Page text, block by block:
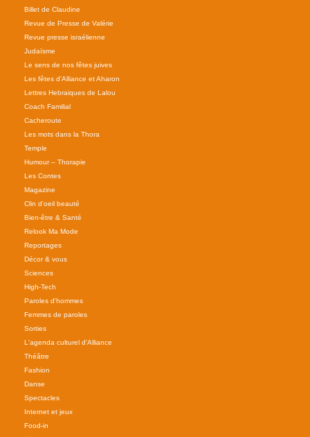
Billet de Claudine
Revue de Presse de Valérie
Revue presse israélienne
Judaïsme
Le sens de nos fêtes juives
Les fêtes d'Alliance et Aharon
Lettres Hebraiques de Lalou
Coach Familial
Cacheroute
Les mots dans la Thora
Temple
Humour – Thorapie
Les Contes
Magazine
Clin d'oeil beauté
Bien-être & Santé
Relook Ma Mode
Reportages
Décor & vous
Sciences
High-Tech
Paroles d'hommes
Femmes de paroles
Sorties
L'agenda culturel d'Alliance
Théâtre
Fashion
Danse
Spectacles
Internet et jeux
Food-in